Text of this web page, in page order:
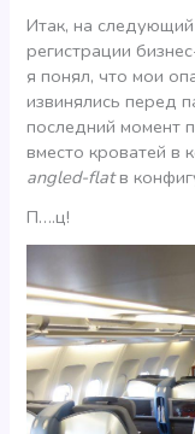
Итак, на
регистрации
я понял, что мои
извинялись перед
последний момент
вместо кроватей в
angled-flatв
П….ц!